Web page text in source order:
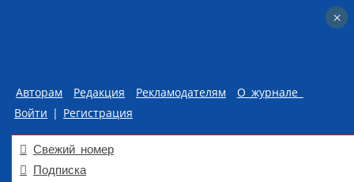
Авторам Редакция Рекламодателям
О журнале
Войти | Регистрация
Свежий номер
Подписка
×
×